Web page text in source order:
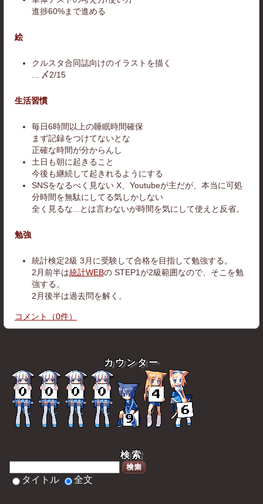
進捗60%まで進める
絵
クルスタ合同誌向けのイラストを描く
... 〆2/15
生活習慣
毎日6時間以上の睡眠時間確保
まず記録をつけてないとな
正確な時間が分からんし
土日も朝に起きること
今後も継続して起きれるようにする
SNSをなるべく見ない X、Youtubeが主だが、本当に可処
分時間を無駄にしてる気しかしない
全く見るな...とは言わないが時間を気にして使えと反省。
勉強
統計検定2級 3月に受験して合格を目指して勉強する。
2月前半は統計WEBの STEP1が2級範囲なので、そこを勉
強する。
2月後半は過去問を解く。
コメント （0件）
カウンター
検索
検索
タイトル 全文